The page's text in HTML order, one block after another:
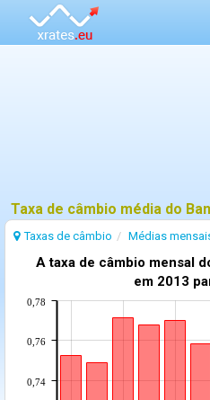
Taxas de câmbio Médias
A taxa de câmbio mensal
em 2013
0,74
0,76
0,78